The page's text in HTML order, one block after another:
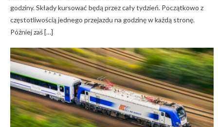
godziny. Składy kursować będą przez cały tydzień. Początkowo z
częstotliwością jednego przejazdu na godzinę w każdą stronę.
Później zaś […]